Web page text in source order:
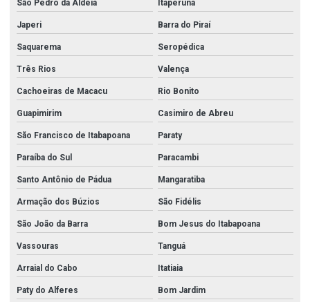
Conexões forjadas aço inox
Conexões forjadas alta pressão
Conexões galvanizadas
Conexões galvanizadas em go
Conexões galvanizadas em goiânia
Conexões galvanizadas em goiânia go
Conexões galvanizadas em goiás
Conexões grooved
Conexões inox
São Pedro da Aldeia Itaperuna
Japeri Barra do Piraí
Saquarema Seropédica
Três Rios Valença
Cachoeiras de Macacu Rio Bonito
Guapimirim Casimiro de Abreu
São Francisco de Itabapoana Paraty
Paraíba do Sul Paracambi
Santo Antônio de Pádua Mangaratiba
Armação dos Búzios São Fidélis
São João da Barra Bom Jesus do Itabapoana
Vassouras Tanguá
Arraial do Cabo Itatiaia
Paty do Alferes Bom Jardim